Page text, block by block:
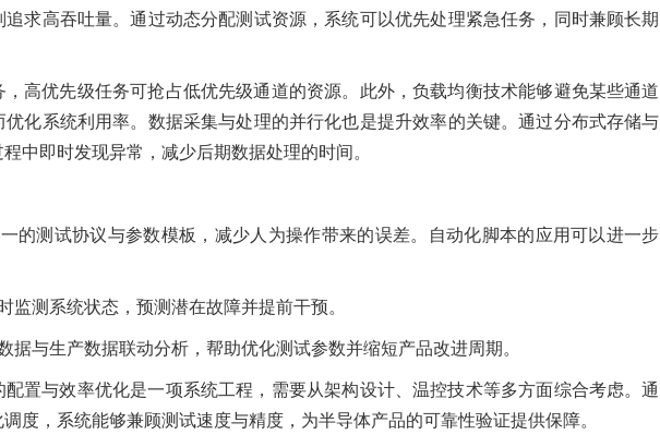
求高吞吐量。通过动态分配测试资源，系统可以优先处理紧急任务，同时兼顾长期
高优先级任务可抢占低优先级通道的资源。此外，负载均衡技术能够避免某些通道
化系统利用率。数据采集与处理的并行化也是提升效率的关键。通过分布式存储与
中即时发现异常，减少后期数据处理的时间。
的测试协议与参数模板，减少人为操作带来的误差。自动化脚本的应用可以进一步
监测系统状态，预测潜在故障并提前干预。
据与生产数据联动分析，帮助优化测试参数并缩短产品改进周期。
置与效率优化是一项系统工程，需要从架构设计、温控技术等多方面综合考虑。通
度，系统能够兼顾测试速度与精度，为半导体产品的可靠性验证提供保障。